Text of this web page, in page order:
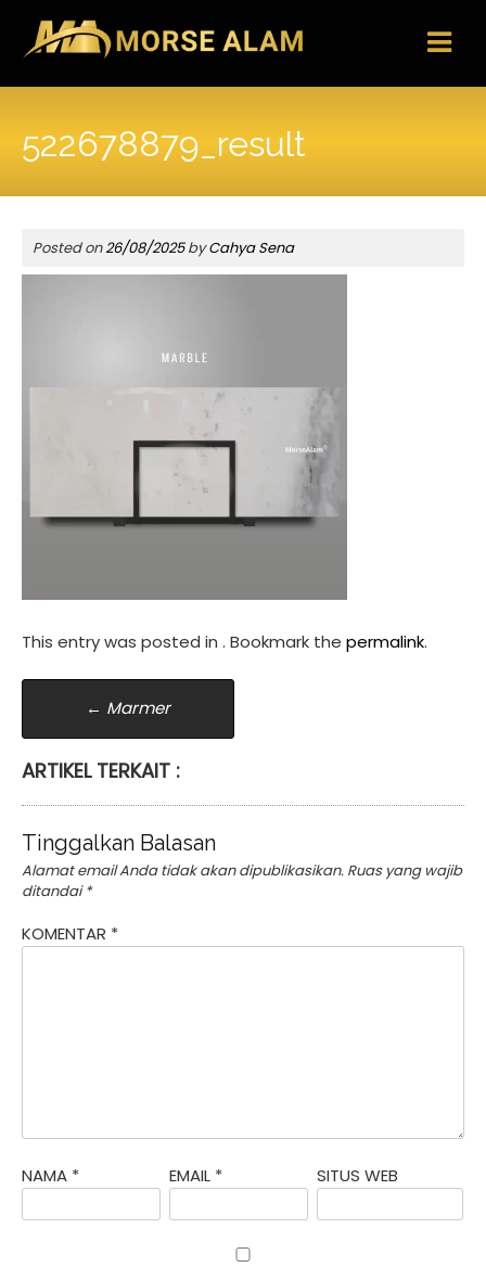
content
522678879_result
Posted on26/08/2025byCahya Sena
This entry was posted in . Bookmark the permalink.
Post
navigation
← Marmer
ARTIKEL TERKAIT :
Tinggalkan Balasan
Alamat email Anda tidak akan dipublikasikan. Ruas yang wajib
ditandai*
KOMENTAR *
NAMA * EMAIL * SITUS WEB